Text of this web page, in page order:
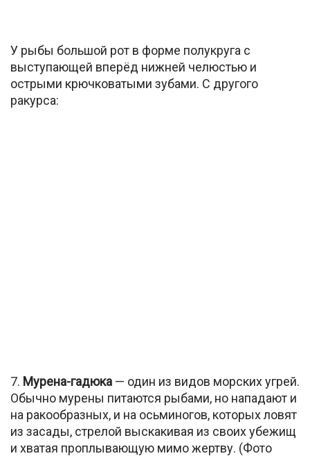
У рыбы большой рот в форме полукруга с
выступающей вперёд нижней челюстью и
острыми крючковатыми зубами. С другого
ракурса:
7. Мурена-гадюка — один из видов морских угрей.
Обычно мурены питаются рыбами, но нападают и
на ракообразных, и на осьминогов, которых ловят
из засады, стрелой выскакивая из своих убежищ
и хватая проплывающую мимо жертву. (Фото